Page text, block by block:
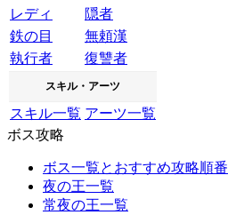
レディ
隠者
鉄の目
無頼漢
執行者
復讐者
スキル・アーツ
スキル一覧 アーツ一覧
ボス攻略
ボス一覧とおすすめ攻略順番
夜の王一覧
常夜の王一覧